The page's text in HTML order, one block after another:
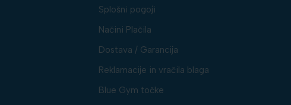
Splošni pogoji
Načini Plačila
Dostava / Garancija
Reklamacije in vračila blaga
Blue Gym točke